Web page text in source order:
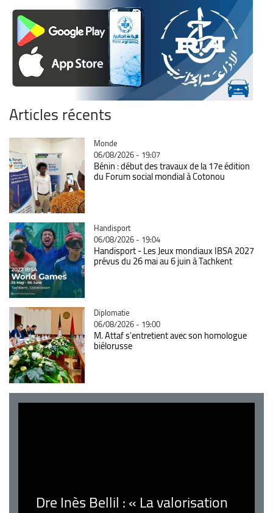
Articles récents
Catégorie
Monde
06/08/2026 - 19:07
Bénin : début des travaux de la 17e édition
du Forum social mondial à Cotonou
Catégorie
Handisport
06/08/2026 - 19:04
Handisport - Les Jeux mondiaux IBSA 2027
prévus du 26 mai au 6 juin à Tachkent
Catégorie
Diplomatie
06/08/2026 - 19:00
M. Attaf s'entretient avec son homologue
biélorusse
Dre Inès Bellil : « La valorisation